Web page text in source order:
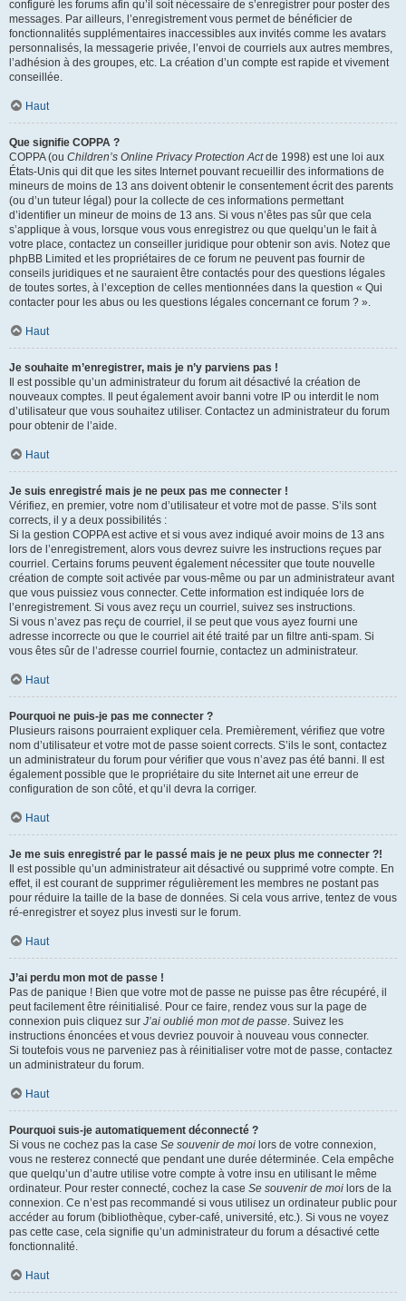
configuré les forums afin qu’il soit nécessaire de s’enregistrer pour poster des
messages. Par ailleurs, l’enregistrement vous permet de bénéficier de
fonctionnalités supplémentaires inaccessibles aux invités comme les avatars
personnalisés, la messagerie privée, l’envoi de courriels aux autres membres,
l’adhésion à des groupes, etc. La création d’un compte est rapide et vivement
conseillée.
Haut
Que signifie COPPA ?
COPPA (ou Children’s Online Privacy Protection Actde 1998) est une loi aux
États-Unis qui dit que les sites Internet pouvant recueillir des informations de
mineurs de moins de 13 ans doivent obtenir le consentement écrit des parents
(ou d’un tuteur légal) pour la collecte de ces informations permettant
d’identifier un mineur de moins de 13 ans. Si vous n’êtes pas sûr que cela
s’applique à vous, lorsque vous vous enregistrez ou que quelqu’un le fait à
votre place, contactez un conseiller juridique pour obtenir son avis. Notez que
phpBB Limited et les propriétaires de ce forum ne peuvent pas fournir de
conseils juridiques et ne sauraient être contactés pour des questions légales
de toutes sortes, à l’exception de celles mentionnées dans la question « Qui
contacter pour les abus ou les questions légales concernant ce forum ? ».
Haut
Je souhaite m’enregistrer, mais je n’y parviens pas !
Il est possible qu’un administrateur du forum ait désactivé la création de
nouveaux comptes. Il peut également avoir banni votre IP ou interdit le nom
d’utilisateur que vous souhaitez utiliser. Contactez un administrateur du forum
pour obtenir de l’aide.
Haut
Je suis enregistré mais je ne peux pas me connecter !
Vérifiez, en premier, votre nom d’utilisateur et votre mot de passe. S’ils sont
corrects, il y a deux possibilités :
Si la gestion COPPA est active et si vous avez indiqué avoir moins de 13 ans
lors de l’enregistrement, alors vous devrez suivre les instructions reçues par
courriel. Certains forums peuvent également nécessiter que toute nouvelle
création de compte soit activée par vous-même ou par un administrateur avant
que vous puissiez vous connecter. Cette information est indiquée lors de
l’enregistrement. Si vous avez reçu un courriel, suivez ses instructions.
Si vous n’avez pas reçu de courriel, il se peut que vous ayez fourni une
adresse incorrecte ou que le courriel ait été traité par un filtre anti-spam. Si
vous êtes sûr de l’adresse courriel fournie, contactez un administrateur.
Haut
Pourquoi ne puis-je pas me connecter ?
Plusieurs raisons pourraient expliquer cela. Premièrement, vérifiez que votre
nom d’utilisateur et votre mot de passe soient corrects. S’ils le sont, contactez
un administrateur du forum pour vérifier que vous n’avez pas été banni. Il est
également possible que le propriétaire du site Internet ait une erreur de
configuration de son côté, et qu’il devra la corriger.
Haut
Je me suis enregistré par le passé mais je ne peux plus me connecter ?!
Il est possible qu’un administrateur ait désactivé ou supprimé votre compte. En
effet, il est courant de supprimer régulièrement les membres ne postant pas
pour réduire la taille de la base de données. Si cela vous arrive, tentez de vous
ré-enregistrer et soyez plus investi sur le forum.
Haut
J’ai perdu mon mot de passe !
Pas de panique ! Bien que votre mot de passe ne puisse pas être récupéré, il
peut facilement être réinitialisé. Pour ce faire, rendez vous sur la page de
connexion puis cliquez sur J’ai oublié mon mot de passe. Suivez les
instructions énoncées et vous devriez pouvoir à nouveau vous connecter.
Si toutefois vous ne parveniez pas à réinitialiser votre mot de passe, contactez
un administrateur du forum.
Haut
Pourquoi suis-je automatiquement déconnecté ?
Si vous ne cochez pas la case Se souvenir de moi lors de votre connexion,
vous ne resterez connecté que pendant une durée déterminée. Cela empêche
que quelqu’un d’autre utilise votre compte à votre insu en utilisant le même
ordinateur. Pour rester connecté, cochez la case Se souvenir de moi lors de la
connexion. Ce n’est pas recommandé si vous utilisez un ordinateur public pour
accéder au forum (bibliothèque, cyber-café, université, etc.). Si vous ne voyez
pas cette case, cela signifie qu’un administrateur du forum a désactivé cette
fonctionnalité.
Haut